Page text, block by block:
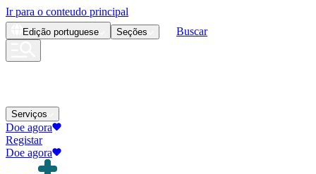
Ir para o conteudo principal
Edição portuguese Seções Buscar
Serviços
Doe agora
Registar
Doe agora